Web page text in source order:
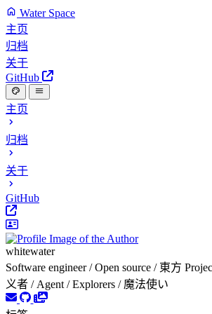
Water Space
主页
归档
关于
GitHub
主页
归档
关于
GitHub
whitewater
Software engineer / Open source / 東方
义者 / Agent / Explorers / 魔法使い